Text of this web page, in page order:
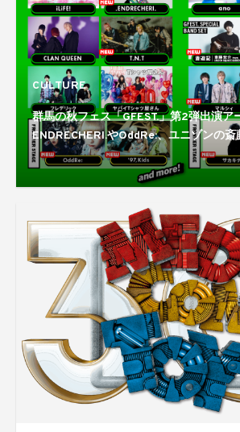
CULTURE
群馬の秋フェス「GFEST.」第2弾出演ア
ENDRECHERI.やOddRe:、ユニゾンの
ルバンドセットで登場